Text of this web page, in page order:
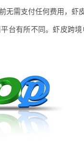
需支付任何费用，虾
台有所不同。虾皮跨